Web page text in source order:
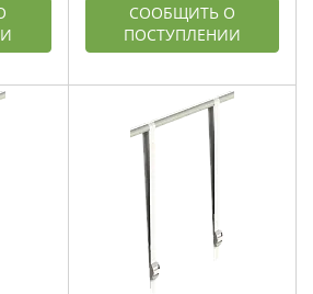
СООБЩИТЬ О
ПОСТУПЛЕНИИ